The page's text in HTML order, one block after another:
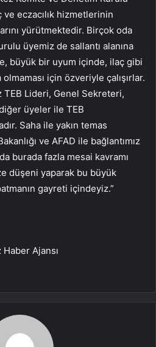
eczacılık hizmetlerinin
yürütmektedir. Birçok oda
üyemiz de sallantı alanına
büyük bir uyum içinde, ilaç gibi
için özveriyle çalışırlar.
TEB Lideri, Genel Sekreteri,
üyeler ile TEB
Saha ile yakın temas
ve AFAD ile bağlantımız
burada fazla mesai kavramı
düşeni yaparak bu büyük
gayreti içindeyiz.”
Ajansı